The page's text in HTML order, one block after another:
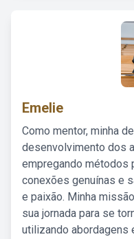
Emelie
Como mentor, minha
desenvolvimento dos
empregando métodos
conexões genuínas e
e paixão. Minha
sua jornada para se
utilizando abordagens